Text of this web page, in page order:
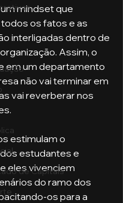
de Capitais
mindset que
os fatos e as
interligadas dentro de
Assim, o
em um departamento
não vai terminar em
vai reverberar nos
estudantes e
eles vivenciem
do ramo dos
os para a